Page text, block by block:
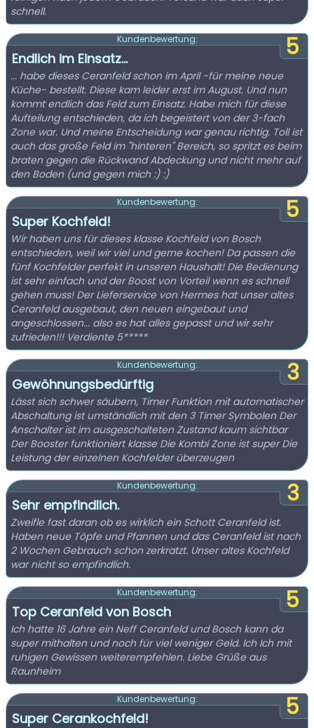
schnell.
5
Kundenbewertung:
Endlich im Einsatz...
... habe dieses Ceranfeld schon im April -für meine neue
Küche- bestellt. Diese kam leider erst im August. Und nun
kommt endlich das Feld zum Einsatz. Habe mich für diese
Aufteilung entschieden, da ich begeistert von der 3-fach
Zone war. Und meine Entscheidung war genau richtig. Toll ist
auch das große Feld im "hinteren" Bereich, so spritzt es beim
braten gegen die Rückwand Abdeckung und nicht mehr auf
den Boden (und gegen mich :) :)
5
Kundenbewertung:
Super Kochfeld!
Wir haben uns für dieses klasse Kochfeld von Bosch
entschieden, weil wir viel und gerne kochen! Da passen die
fünf Kochfelder perfekt in unseren Haushalt! Die Bedienung
ist sehr einfach und der Boost von Vorteil wenn es schnell
gehen muss! Der Lieferservice von Hermes hat unser altes
Ceranfeld ausgebaut, den neuen eingebaut und
angeschlossen... also es hat alles gepasst und wir sehr
zufrieden!!! Verdiente 5*****
3
Kundenbewertung:
Gewöhnungsbedürftig
Lässt sich schwer säubern, Timer Funktion mit automatischer
Abschaltung ist umständlich mit den 3 Timer Symbolen Der
Anschalter ist im ausgeschalteten Zustand kaum sichtbar
Der Booster funktioniert klasse Die Kombi Zone ist super Die
Leistung der einzelnen Kochfelder überzeugen
3
Kundenbewertung:
Sehr empfindlich.
Zweifle fast daran ob es wirklich ein Schott Ceranfeld ist.
Haben neue Töpfe und Pfannen und das Ceranfeld ist nach
2 Wochen Gebrauch schon zerkratzt. Unser altes Kochfeld
war nicht so empfindlich.
5
Kundenbewertung:
Top Ceranfeld von Bosch
Ich hatte 16 Jahre ein Neff Ceranfeld und Bosch kann da
super mithalten und noch für viel weniger Geld. Ich Ich mit
ruhigen Gewissen weiterempfehlen. Liebe Grüße aus
Raunheim
5
Kundenbewertung:
Super Cerankochfeld!